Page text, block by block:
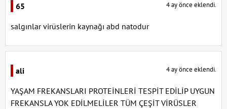
65 4 ay önce eklendi.
salgınlar virüslerin kaynağı abd natodur
ali 4 ay önce eklendi.
YAŞAM FREKANSLARI PROTEİNLERİ TESPİT EDİLİP UYGUN
FREKANSLA YOK EDİLMELİLER TÜM ÇEŞİT VİRÜSLER